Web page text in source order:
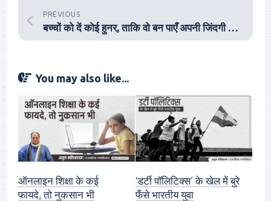
PREVIOUS
बच्चों को दें कोई हुनर, ताकि वो बन पाएँ अपनी जिंदगी के विनर..
You may also like...
ऑनलाइन शिक्षा के कई
फायदे, तो नुकसान भी
‘डर्टी पॉलिटिक्स’ के खेल में बुरे
फँसे भारतीय युवा